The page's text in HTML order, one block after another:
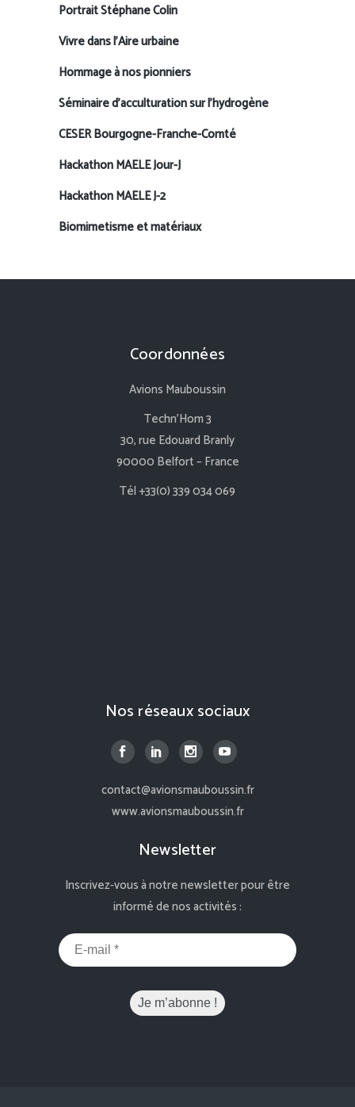
Portrait Stéphane Colin
Vivre dans l’Aire urbaine
Hommage à nos pionniers
Séminaire d’acculturation sur l’hydrogène
CESER Bourgogne-Franche-Comté
Hackathon MAELE Jour-J
Hackathon MAELE J-2
Biomimetisme et matériaux
Coordonnées
Avions Mauboussin
Techn’Hom 3
30, rue Edouard Branly
90000 Belfort – France
Tél +33(0) 339 034 069
Nos réseaux sociaux
contact@avionsmauboussin.fr
www.avionsmauboussin.fr
Newsletter
Inscrivez-vous à notre newsletter pour être
informé de nos activités :